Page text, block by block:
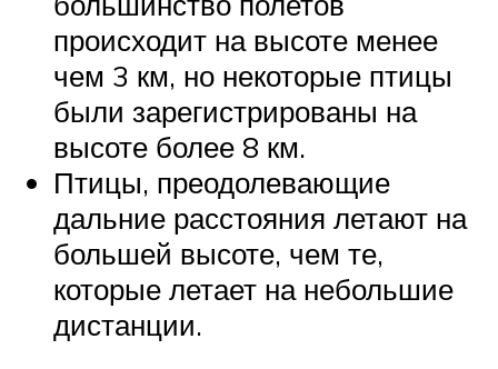
происходит на высоте менее
чем 3 км, но некоторые птицы
были зарегистрированы на
высоте более 8 км.
Птицы, преодолевающие
дальние расстояния летают на
большей высоте, чем те,
которые летает на небольшие
дистанции.